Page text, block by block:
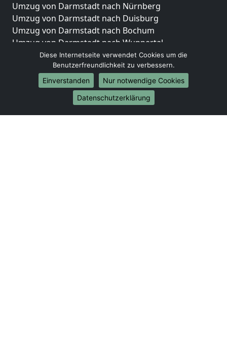
Umzug von Darmstadt nach Nürnberg
Umzug von Darmstadt nach Duisburg
Umzug von Darmstadt nach Bochum
Umzug von Darmstadt nach Wuppertal
Umzug von Darmstadt nach Bielefeld
Umzug von Darmstadt nach Bonn
Umzug von Darmstadt nach Münster
Internationale-Umzüge
Umzug von Darmstadt nach Brasilien
Diese Internetseite verwendet Cookies um die
Benutzerfreundlichkeit zu verbessern.
Einverstanden
Nur notwendige Cookies
Datenschutzerklärung